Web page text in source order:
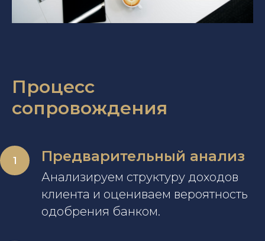
Процесс
сопровождения
Предварительный анализ
Анализируем структуру доходов
клиента и оцениваем вероятность
одобрения банком.